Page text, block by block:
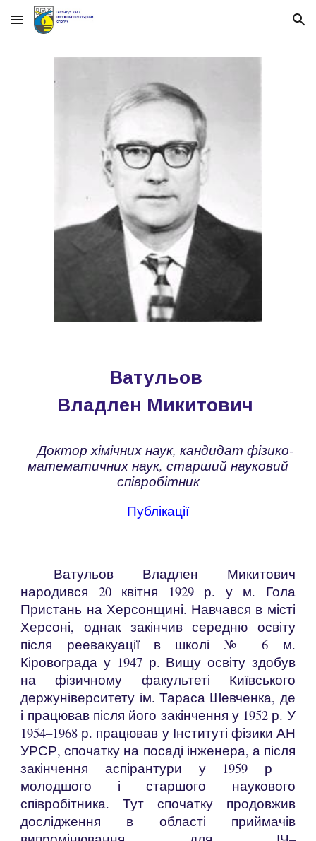
Skip to main content Skip to navigation
Ватульов
Владлен Микитович
Доктор хімічних наук, кандидат фізико-
математичних наук, старший науковий
співробітник
Публікації
Ватульов Владлен Микитович
народився 20 квітня 1929 р. у м. Гола
Пристань на Херсонщині. Навчався в місті
Херсоні, однак закінчив середню освіту
після реевакуації в школі № 6 м.
Кіровограда у 1947 р. Вищу освіту здобув
на фізичному факультеті Київського
держуніверситету ім. Тараса Шевченка, де
і працював після його закінчення у 1952 р. У
1954–1968 р. працював у Інституті фізики АН
УРСР, спочатку на посаді інженера, а після
закінчення аспірантури у 1959 р –
молодшого і старшого наукового
співробітника. Тут спочатку продовжив
дослідження в області приймачів